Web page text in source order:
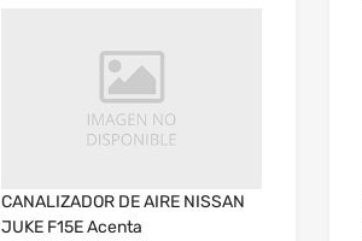
CANALIZADOR DE AIRE NISSAN
JUKE F15E Acenta